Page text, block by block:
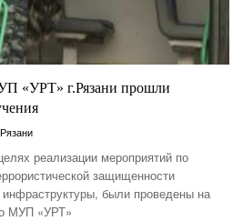
«УРТ» г.Рязани прошли
реализации мероприятий по
защищенности
инфраструктуры, были проведены на
МУП «УРТ»